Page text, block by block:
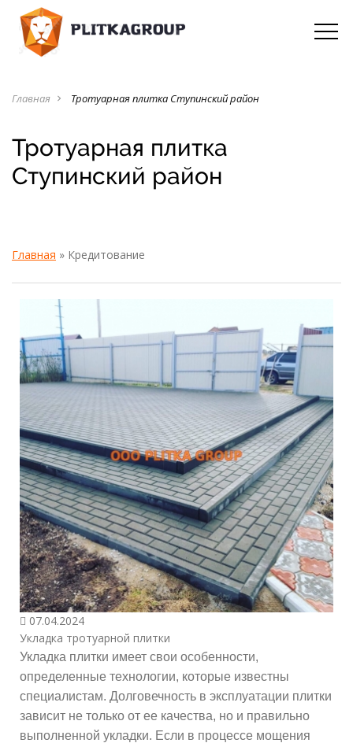
Главная navigate_next Тротуарная плитка Ступинский район
Тротуарная плитка
Ступинский район
Главная » Кредитование
07.04.2024
Укладка тротуарной плитки
Укладка плитки имеет свои особенности,
определенные технологии, которые известны
специалистам. Долговечность в эксплуатации плитки
зависит не только от ее качества, но и правильно
выполненной укладки. Если в процессе мощения